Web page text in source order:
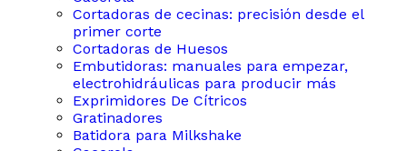
Cortadoras de cecinas: precisión desde el
primer corte
Cortadoras de Huesos
Embutidoras: manuales para empezar,
electrohidráulicas para producir más
Exprimidores De Cítricos
Gratinadores
Batidora para Milkshake